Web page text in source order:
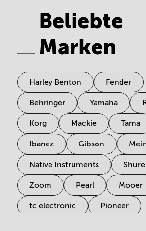
Beliebte
Marken
Harley Benton Fender
Behringer Yamaha
Korg Mackie Tama
Ibanez Gibson
Native Instruments Shure
Zoom Pearl Mooer
tc electronic Pioneer